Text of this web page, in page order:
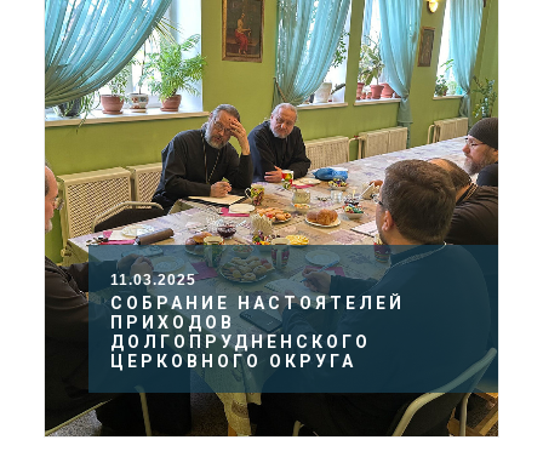
11.03.2025
СОБРАНИЕ НАСТОЯТЕЛЕЙ
ПРИХОДОВ
ДОЛГОПРУДНЕНСКОГО
ЦЕРКОВНОГО ОКРУГА